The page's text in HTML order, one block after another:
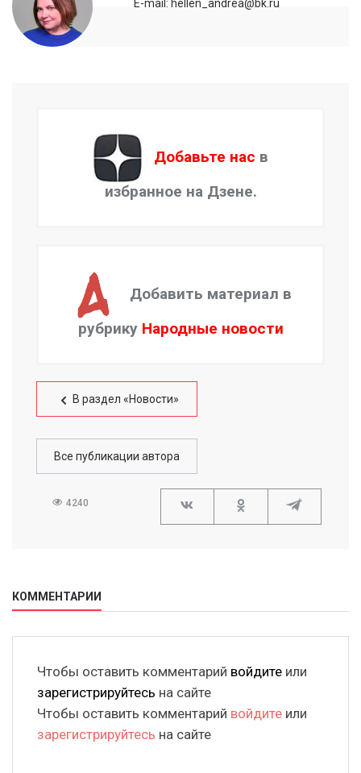
E-mail: hellen_andrea@bk.ru
Добавьте нас в
избранное на Дзене.
Добавить материал в
рубрику Народные новости
В раздел «Новости»
Все публикации автора
4240
КОММЕНТАРИИ
Чтобы оставить комментарий войдите или
зарегистрируйтесь на сайте
Чтобы оставить комментарий войдите или
зарегистрируйтесь на сайте